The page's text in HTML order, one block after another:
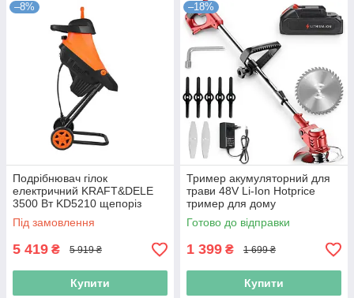
–8%
Подрібнювач гілок
електричний KRAFT&DELE
3500 Вт KD5210 щепоріз
електричний
Під замовлення
5 419 ₴ 5 919 ₴
Купити
–18%
Тример акумуляторний для
трави 48V Li-Ion Hotprice
тример для дому
акумуляторний
Готово до відправки
1 399 ₴ 1 699 ₴
Купити